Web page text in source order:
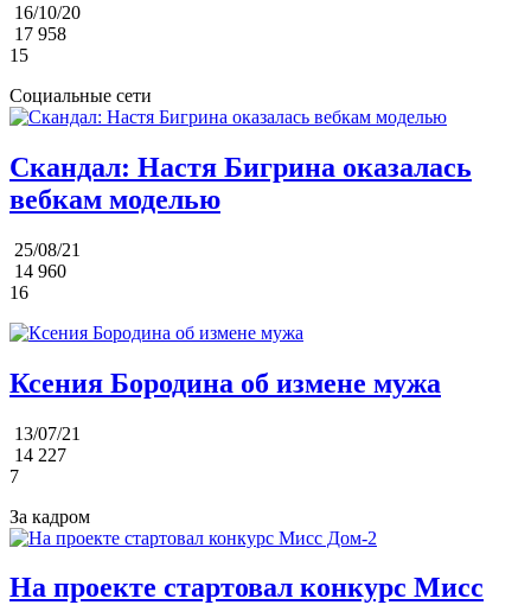
16/10/20
17 958
15
Социальные сети
Скандал: Настя Бигрина оказалась
вебкам моделью
25/08/21
14 960
16
Ксения Бородина об измене мужа
13/07/21
14 227
7
За кадром
На проекте стартовал конкурс Мисс